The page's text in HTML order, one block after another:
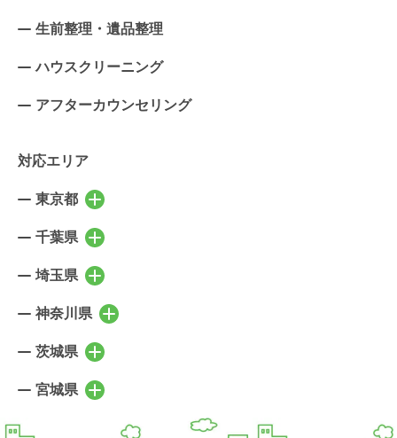
生前整理・遺品整理
ハウスクリーニング
アフターカウンセリング
対応エリア
東京都 東京都の市区町村を表示
千代田区
墨田区
品川区
渋谷区
千葉県 千葉県の市区町村を表示
千葉市稲毛区
千葉市美浜区
市川市
習志野市
柏市
埼玉県 埼玉県の市区町村を表示
さいたま市北区
さいたま市桜区
さいたま市南区
神奈川県 神奈川県の市区町村を表示
横浜市鶴見区
横浜市南区
横浜市金沢区
茨城県 茨城県の市区町村を表示
水戸市
宮城県 宮城県の市区町村を表示
仙台市宮城野区